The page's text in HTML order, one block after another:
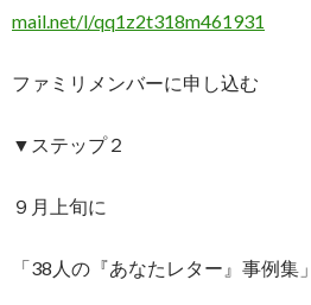
mail.net/l/qq1z2t318m461931
ファミリメンバーに申し込む
▼ステップ２
９月上旬に
「38人の『あなたレター』事例集